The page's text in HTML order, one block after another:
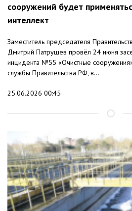
сооружений будет
интеллект
Заместитель председателя
Дмитрий Патрушев провёл 24 июня
инцидента №55 «Очистные
службы Правительства РФ, в...
25.06.2026 00:45